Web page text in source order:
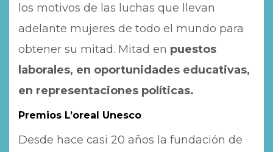
los motivos de las luchas que llevan
adelante mujeres de todo el mundo para
obtener su mitad. Mitad en puestos
laborales, en oportunidades educativas,
en representaciones políticas.
Premios L’oreal Unesco
Desde hace casi 20 años la fundación de